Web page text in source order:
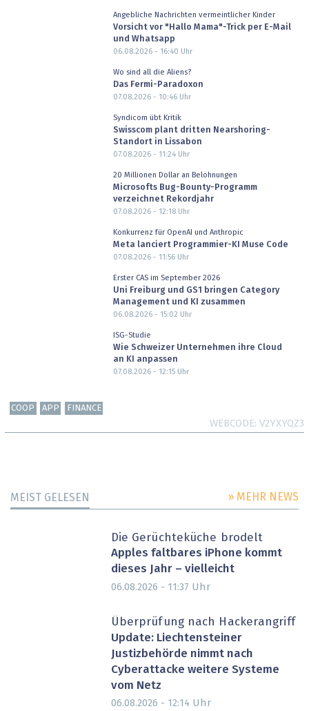
Angebliche Nachrichten vermeintlicher Kinder
Vorsicht vor "Hallo Mama"-Trick per E-Mail
und Whatsapp
06.08.2026 - 16:40 Uhr
Wo sind all die Aliens?
Das Fermi-Paradoxon
07.08.2026 - 10:46Uhr
Syndicom übt Kritik
Swisscom plant dritten Nearshoring-
Standort in Lissabon
07.08.2026 - 11:24Uhr
20 Millionen Dollar an Belohnungen
Microsofts Bug-Bounty-Programm
verzeichnet Rekordjahr
07.08.2026 - 12:18Uhr
Konkurrenz für OpenAI und Anthropic
Meta lanciert Programmier-KI Muse Code
07.08.2026 - 11:56Uhr
Erster CAS im September 2026
Uni Freiburg und GS1 bringen Category
Management und KI zusammen
06.08.2026 - 15:02 Uhr
ISG-Studie
Wie Schweizer Unternehmen ihre Cloud
an KI anpassen
07.08.2026 - 12:15Uhr
COOP APP FINANCE
WEBCODE V2YXYQZ3
MEIST GELESEN » MEHR NEWS
Die Gerüchteküche brodelt
Apples faltbares iPhone kommt
dieses Jahr – vielleicht
06.08.2026 - 11:37 Uhr
Überprüfung nach Hackerangriff
Update: Liechtensteiner
Justizbehörde nimmt nach
Cyberattacke weitere Systeme
vom Netz
06.08.2026 - 12:14 Uhr